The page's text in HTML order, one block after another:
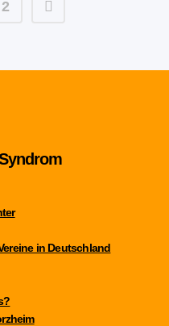
2
in Deutschland